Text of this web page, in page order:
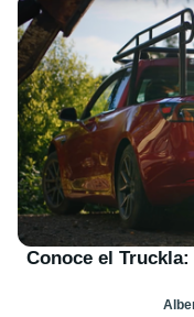
Conoce el